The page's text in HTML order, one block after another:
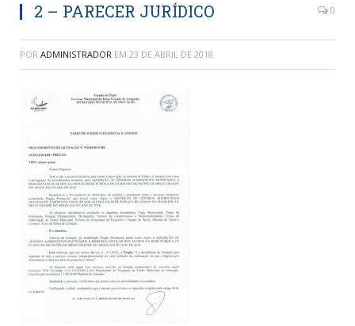
2 – PARECER JURÍDICO 0
POR ADMINISTRADOR EM 23 DE ABRIL DE 2018